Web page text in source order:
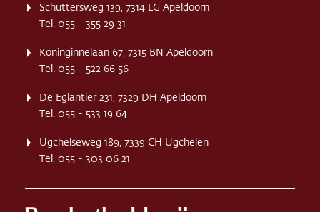
Schuttersweg 139, 7314 LG Apeldoorn
Tel. 055 - 355 29 31
Koninginnelaan 67, 7315 BN Apeldoorn
Tel. 055 - 522 66 56
De Eglantier 231, 7329 DH Apeldoorn
Tel. 055 - 533 19 64
Ugchelseweg 189, 7339 CH Ugchelen
Tel. 055 - 303 06 21